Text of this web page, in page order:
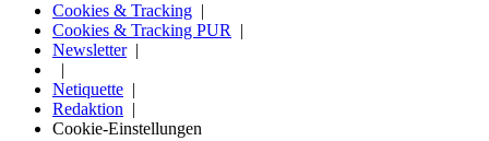
Cookies & Tracking
Cookies & Tracking PUR
Newsletter
Netiquette
Redaktion
Cookie-Einstellungen